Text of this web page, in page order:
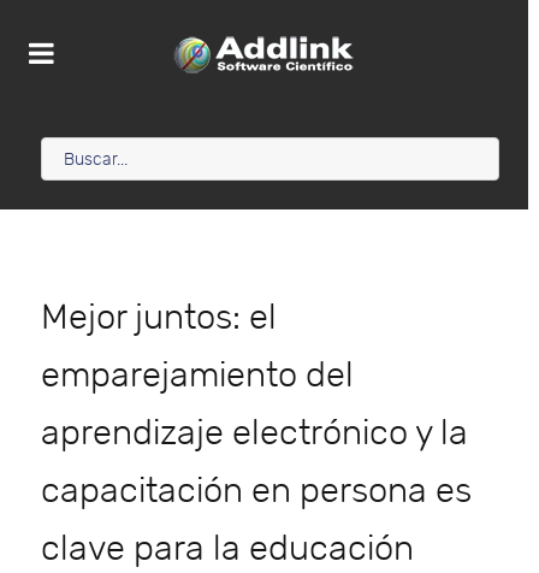
Mejor juntos: el
emparejamiento del
aprendizaje electrónico y la
capacitación en persona es
clave para la educación